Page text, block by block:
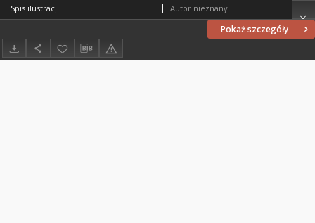
Pokaż szczegóły
Spis ilustracji Autor nieznany